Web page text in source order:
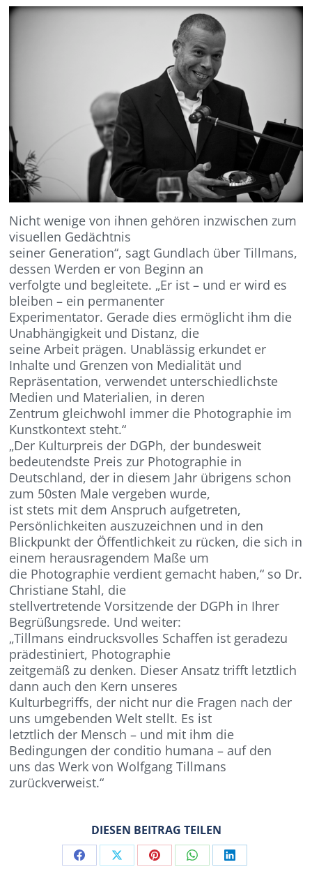
Nicht wenige von ihnen gehören inzwischen zum
visuellen Gedächtnis
seiner Generation“, sagt Gundlach über Tillmans,
dessen Werden er von Beginn an
verfolgte und begleitete. „Er ist – und er wird es
bleiben – ein permanenter
Experimentator. Gerade dies ermöglicht ihm die
Unabhängigkeit und Distanz, die
seine Arbeit prägen. Unablässig erkundet er
Inhalte und Grenzen von Medialität und
Repräsentation, verwendet unterschiedlichste
Medien und Materialien, in deren
Zentrum gleichwohl immer die Photographie im
Kunstkontext steht.“
„Der Kulturpreis der DGPh, der bundesweit
bedeutendste Preis zur Photographie in
Deutschland, der in diesem Jahr übrigens schon
zum 50sten Male vergeben wurde,
ist stets mit dem Anspruch aufgetreten,
Persönlichkeiten auszuzeichnen und in den
Blickpunkt der Öffentlichkeit zu rücken, die sich in
einem herausragendem Maße um
die Photographie verdient gemacht haben,“ so Dr.
Christiane Stahl, die
stellvertretende Vorsitzende der DGPh in Ihrer
Begrüßungsrede. Und weiter:
„Tillmans eindrucksvolles Schaffen ist geradezu
prädestiniert, Photographie
zeitgemäß zu denken. Dieser Ansatz trifft letztlich
dann auch den Kern unseres
Kulturbegriffs, der nicht nur die Fragen nach der
uns umgebenden Welt stellt. Es ist
letztlich der Mensch – und mit ihm die
Bedingungen der conditio humana – auf den
uns das Werk von Wolfgang Tillmans
zurückverweist.“
DIESEN BEITRAG TEILEN
Share Share Share Share Share